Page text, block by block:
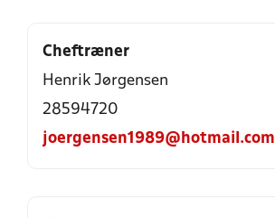
Cheftræner
Henrik Jørgensen
28594720
joergensen1989@hotmail.com